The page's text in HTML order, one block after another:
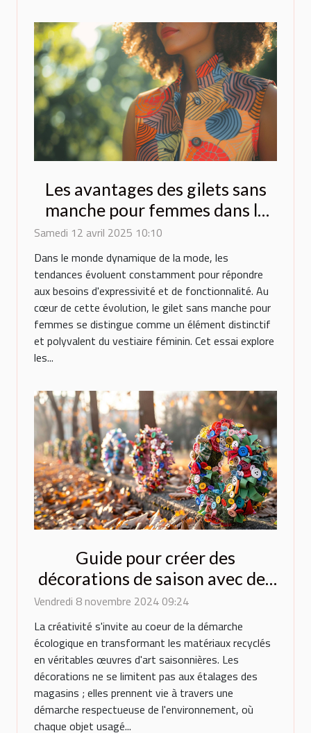
Les avantages des gilets sans
manche pour femmes dans la
mode contemporaine
Samedi 12 avril 2025 10:10
Dans le monde dynamique de la mode, les
tendances évoluent constamment pour répondre
aux besoins d'expressivité et de fonctionnalité. Au
cœur de cette évolution, le gilet sans manche pour
femmes se distingue comme un élément distinctif
et polyvalent du vestiaire féminin. Cet essai explore
les...
Guide pour créer des
décorations de saison avec des
matériaux recyclés
Vendredi 8 novembre 2024 09:24
La créativité s'invite au coeur de la démarche
écologique en transformant les matériaux recyclés
en véritables œuvres d'art saisonnières. Les
décorations ne se limitent pas aux étalages des
magasins ; elles prennent vie à travers une
démarche respectueuse de l'environnement, où
chaque objet usagé...